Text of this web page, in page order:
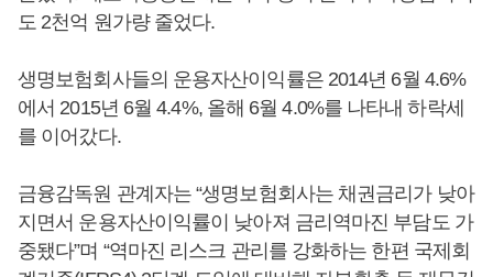
도 2천억 원가량 줄었다.
생명보험회사들의 운용자산이익률은 2014년 6월 4.6%
에서 2015년 6월 4.4%, 올해 6월 4.0%를 나타내 하락세
를 이어갔다.
금융감독원 관계자는 “생명보험회사는 채권금리가 낮아
지면서 운용자산이익률이 낮아져 금리역마진 부담도 가
중됐다”며 “역마진 리스크 관리를 강화하는 한편 국제회